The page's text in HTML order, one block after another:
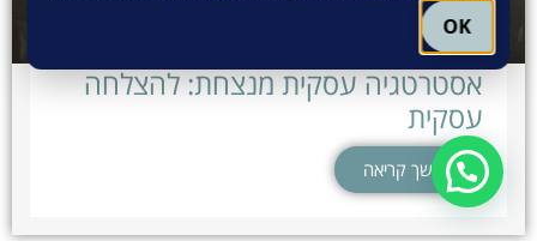
אסטרטגיה עסקית מנצחת: להצלחה
עסקית
המשך קריאהלקביעת פגישה ב-WhatsApp
OK